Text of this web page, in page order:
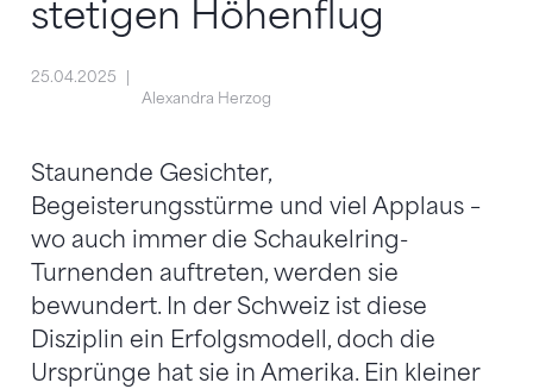
stetigen Höhenflug
25.04.2025
Alexandra Herzog
Staunende Gesichter,
Begeisterungsstürme und viel Applaus –
wo auch immer die Schaukelring-
Turnenden auftreten, werden sie
bewundert. In der Schweiz ist diese
Disziplin ein Erfolgsmodell, doch die
Ursprünge hat sie in Amerika. Ein kleiner